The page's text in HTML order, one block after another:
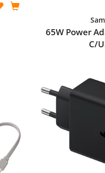
65W Power
C/